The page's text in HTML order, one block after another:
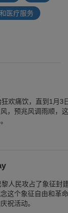
医疗服务
欢痛饮，直到1月3
，预兆风调雨顺，
人民攻占了象征封
这个象征自由和革
祝活动。